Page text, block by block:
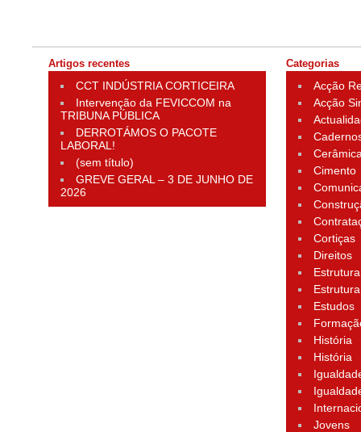
Artigos recentes
CCT INDÚSTRIA CORTICEIRA
Intervenção da FEVICCOM na
TRIBUNA PÚBLICA
DERROTÁMOS O PACOTE
LABORAL!
(sem título)
GREVE GERAL – 3 DE JUNHO DE
2026
Categorias
Acção
Acção
Cimento
Cortiças
Direitos
Estudos
História
História
Jovens